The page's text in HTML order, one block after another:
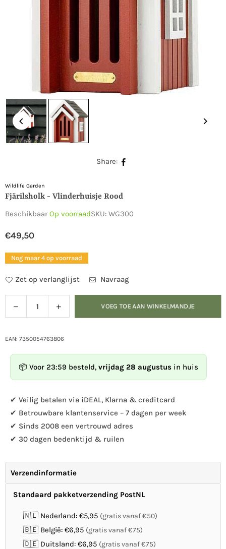
Share:
Wildlife Garden
Fjärilsholk - Vlinderhuisje Rood
BeschikbaarOp voorraadSKU: WG300
Normale
prijs
€49,50
Nog maar 4 op voorraad
Zet op verlanglijst Navraag
Hoeveelheid
Verlaag
de
voor
vlinderhuisje
Verhoog
de
voor
vlinderhuisje
VOEG TOE AAN WINKELMANDJE
EAN: 7350054763806
📦 Voor 23:59 besteld, vrijdag 28 augustus in huis
✔ Veilig betalen via iDEAL, Klarna & creditcard
✔ Betrouwbare klantenservice – 7 dagen per week
✔ Sinds 2008 een vertrouwd adres
✔ 30 dagen bedenktijd & ruilen
Verzendinformatie
Standaard pakketverzending PostNL
🇳🇱 Nederland: €5,95 (gratis vanaf €50)
🇧🇪 België: €6,95 (gratis vanaf €75)
🇩🇪 Duitsland: €6,95 (gratis vanaf €75)